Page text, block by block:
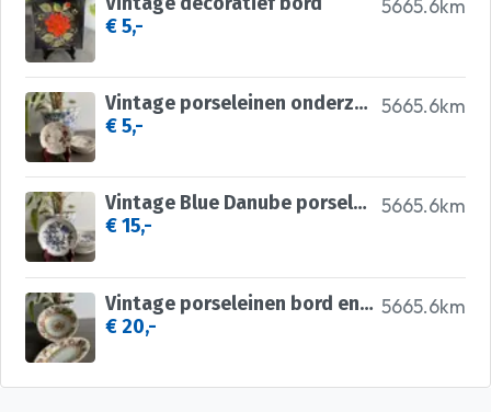
5665.6km
€ 5,-
5665.6km
Vintage porseleinen onderzetters
€ 5,-
5665.6km
Vintage Blue Danube porseleinen bordjes
€ 15,-
5665.6km
Vintage porseleinen bord en schaal
€ 20,-